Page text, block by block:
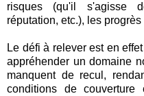
risques (qu'il s'agisse
réputation, etc.), les
Le défi à relever est en
appréhender un domaine
manquent de recul,
conditions de couverture